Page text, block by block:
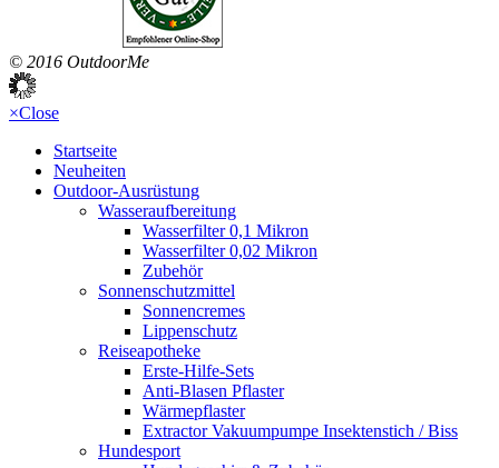
© 2016 OutdoorMe
×Close
Startseite
Neuheiten
Outdoor-Ausrüstung
Wasseraufbereitung
Wasserfilter 0,1 Mikron
Wasserfilter 0,02 Mikron
Zubehör
Sonnenschutzmittel
Sonnencremes
Lippenschutz
Reiseapotheke
Erste-Hilfe-Sets
Anti-Blasen Pflaster
Wärmepflaster
Extractor Vakuumpumpe Insektenstich / Biss
Hundesport